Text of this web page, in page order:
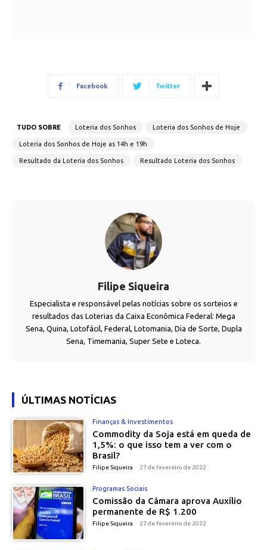
Facebook Twitter
TUDO SOBRE Loteria dos Sonhos Loteria dos Sonhos de Hoje
Loteria dos Sonhos de Hoje as 14h e 19h
Resultado da Loteria dos Sonhos Resultado Loteria dos Sonhos
Filipe Siqueira
Especialista e responsável pelas notícias sobre os sorteios e
resultados das Loterias da Caixa Econômica Federal: Mega
Sena, Quina, Lotofácil, Federal, Lotomania, Dia de Sorte, Dupla
Sena, Timemania, Super Sete e Loteca.
ÚLTIMAS NOTÍCIAS
Finanças & Investimentos
Commodity da Soja está em queda de
1,5%: o que isso tem a ver com o
Brasil?
Filipe Siqueira - 27 de fevereiro de 2022
Programas Sociais
Comissão da Câmara aprova Auxílio
permanente de R$ 1.200
Filipe Siqueira - 27 de fevereiro de 2022